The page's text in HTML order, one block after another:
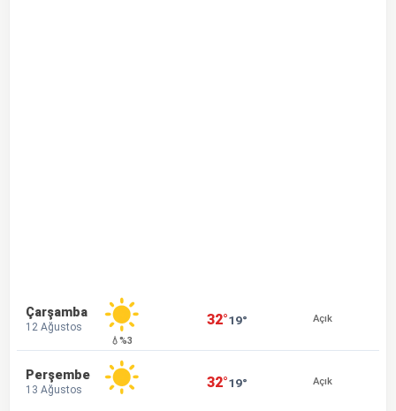
Çarşamba
12 Ağustos
💧%3
32°19° Açık
Perşembe
13 Ağustos 32°19° Açık